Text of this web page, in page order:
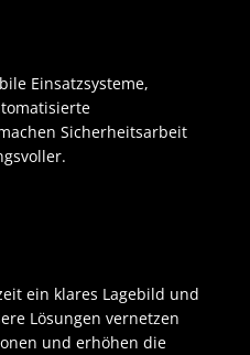
Einsatzsysteme,
Sicherheitsarbeit
ein klares Lagebild und
Lösungen vernetzen
und erhöhen die